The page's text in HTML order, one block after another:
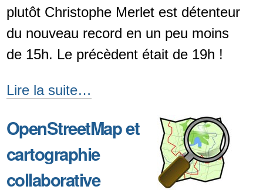
plutôt Christophe Merlet est détenteur
du nouveau record en un peu moins
de 15h. Le précèdent était de 19h !
Record
d'import
du
"Planet"
Lire la suite…
OpenStreetMap et
cartographie
collaborative